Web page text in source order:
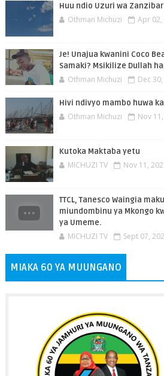
Huu ndio Uzuri wa Zanzibar
Othman Michuzi Apr 02,
Je! Unajua kwanini Coco
Samaki? Msikilize Dullah
Othman Michuzi Dec
Hivi ndivyo mambo huwa
Othman Michuzi Nov
Kutoka Maktaba yetu
MICHUZI TV Nov 11,
TTCL, Tanesco Waingia
miundombinu ya Mkongo
ya Umeme.
MICHUZI TV Sept 07,
MIAKA 60 YA MUUNGANO